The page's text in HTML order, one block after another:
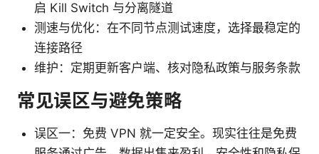
启 Kill Switch 与分离隧道
测速与优化：在不同节点测试速度，选择最稳定的
连接路径
维护：定期更新客户端、核对隐私政策与服务条款
常见误区与避免策略
误区一：免费 VPN 就一定安全。现实往往是免费